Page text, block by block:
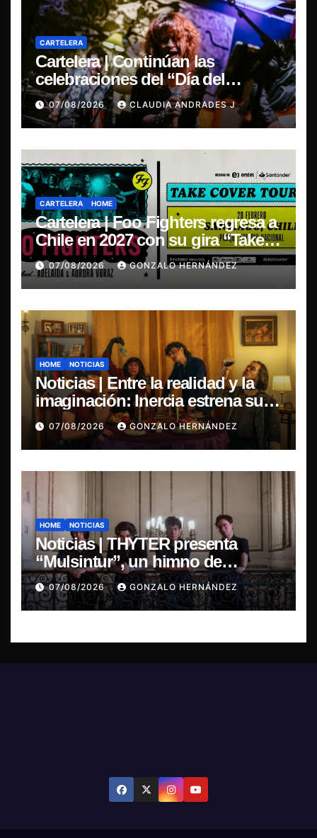
CARTELERA
Cartelera | Continúan las
celebraciones del “Día del
Blues”, La Rox se presentará este
sábado en Concepción
07/08/2026 CLAUDIA ANDRADES J
CARTELERA HOME
Cartelera | Foo Fighters regresa a
Chile en 2027 con su gira “Take
Cover Tour 2027”
07/08/2026 GONZALO HERNÁNDEZ
HOME NOTICIAS
Noticias | Entre la realidad y la
imaginación: Inercia estrena su
primer single “Marilina”
07/08/2026 GONZALO HERNÁNDEZ
HOME NOTICIAS
Noticias | THYTER presenta
“Mulsintur”, un himno de
heavy/power metal inspirado en
Tomás Paniri
07/08/2026 GONZALO HERNÁNDEZ